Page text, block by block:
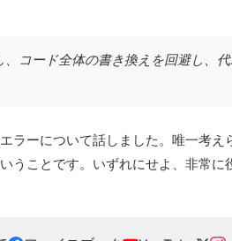
コード全体の書き換えを回避し、
ラーについて話しました。唯一考
ことです。いずれにせよ、非常に